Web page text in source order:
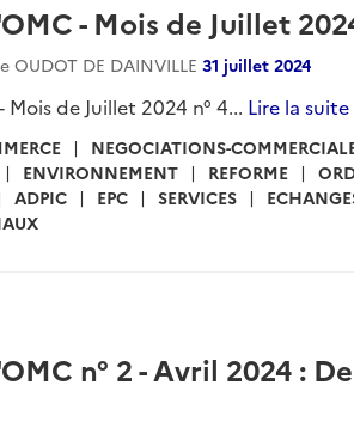
- Mois de Juillet
OUDOT DE DAINVILLE 31 juillet 2024
Mois de Juillet 2024 n° 4... Lire la suite
NEGOCIATIONS-
ENVIRONNEMENT REFORME
ADPIC EPC SERVICES
n° 2 - Avril 2024 :